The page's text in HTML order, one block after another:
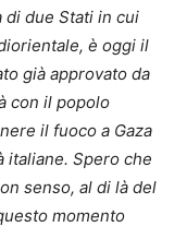
di due Stati in cui
è oggi il
già approvato da
con il popolo
il fuoco a Gaza
italiane. Spero che
senso, al di là del
momento